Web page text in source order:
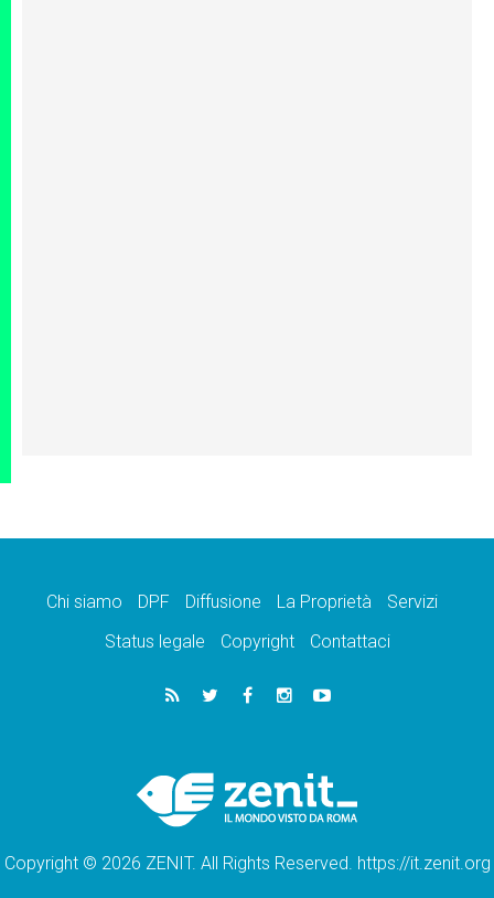
Chi siamo DPF Diffusione La Proprietà
Servizi
Status legale
Copyright Contattaci
Copyright © 2026 ZENIT. All Rights Reserved. https://it.zenit.org